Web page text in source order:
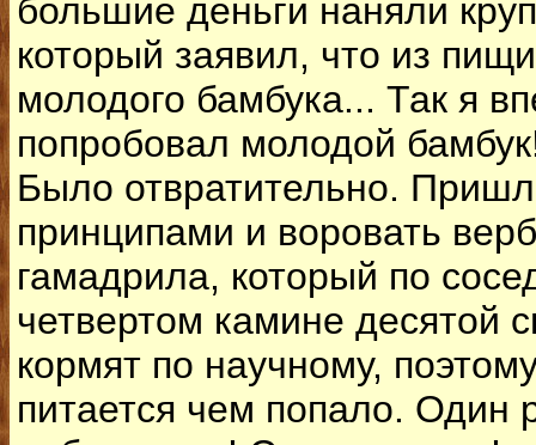
большие деньги наняли
который заявил, что из
молодого бамбука... Так я
попробовал молодой
Было отвратительно.
принципами и воровать
гамадрила, который по
четвертом камине десятой
кормят по научному,
питается чем попало. Один